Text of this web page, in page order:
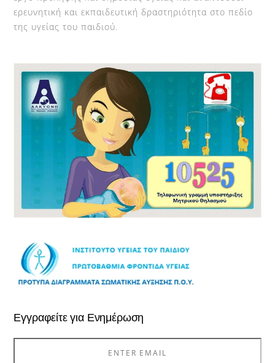
ερευνητική και εκπαιδευτική δραστηριότητα στο πεδίο
της υγείας του παιδιού.
Εγγραφείτε για Ενημέρωση